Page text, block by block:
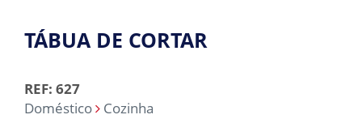
TÁBUA DE CORTAR
REF: 627
Doméstico
Cozinha